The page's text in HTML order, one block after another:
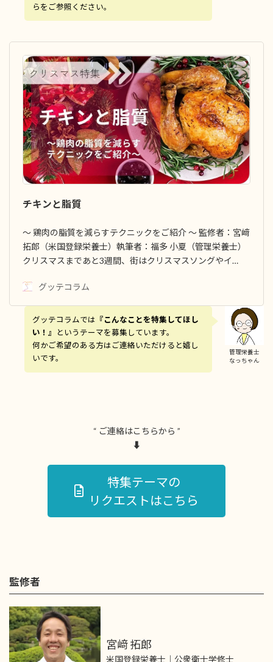
らをご参照ください。
チキンと脂質
～ 鶏肉の脂質を減らすテクニックをご紹介 ～ 監修者：宮﨑
拓郎（米国登録栄養士）執筆者：福多 小夏（管理栄養士）
クリスマスまであと3週間、街はクリスマスソングやイ…
グッテコラム
管理栄養士
なっちゃん
グッテコラムでは 『こんなことを特集してほし
い！』
というテーマを募集しています。
何かご希望のある方はご連絡いただけると嬉し
いです。
“ ご連絡はこちらから ”
⬇︎
特集テーマの
リクエストはこちら
監修者
宮﨑 拓郎
米国登録栄養士｜公衆衛士学修士